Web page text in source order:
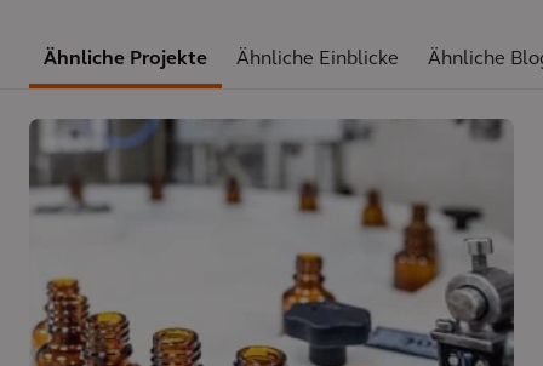
Ähnliche Projekte Ähnliche Einblicke Ähnliche